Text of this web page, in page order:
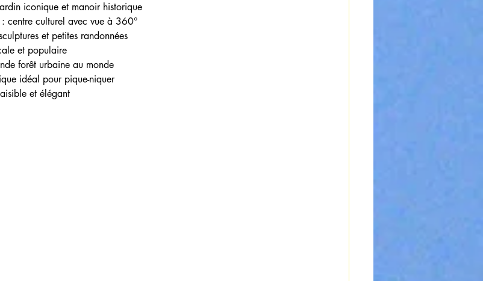
iconique et manoir historique
: centre culturel avec vue à 360°
et petites randonnées
et populaire
forêt urbaine au monde
idéal pour pique-niquer
et élégant